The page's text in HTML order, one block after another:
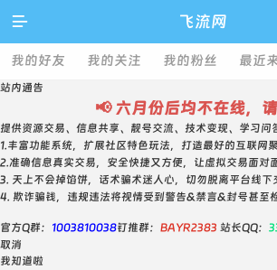
 飞流网
我的好友 我的关注 我的粉丝 最近
站内通告
📢 六月份后均不在线，
提供资源交易、信息共享、靓号交流、技术变现、学习问
1.丰富功能系统，扩展社区特色玩法，打造最好的互联网聚
2.准确信息真实交易，安全快捷又方便，让虚拟交易面对面
3. 天上不会掉馅饼，话术骗术迷人心，切勿脱离平台线下
4. 欺诈骗钱，违规违法将视情受到警告&禁言&封号甚至检
官方Q群： 1003810038钉推群： BAYR2383 站长QQ：
取消
我知道啦